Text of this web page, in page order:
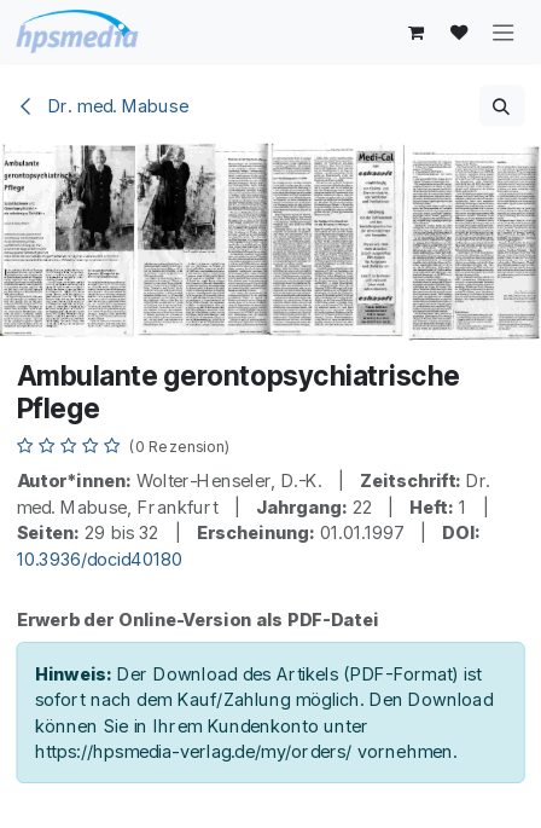
Zum Inhalt springen
Dr. med. Mabuse
Ambulante gerontopsychiatrische
Pflege
(0 Rezension)
Autor*innen: Wolter-Henseler, D.-K. | Zeitschrift: Dr.
med. Mabuse, Frankfurt | Jahrgang: 22 | Heft: 1 |
Seiten: 29 bis 32 | Erscheinung: 01.01.1997 | DOI:
10.3936/docid40180
Erwerb der Online-Version als PDF-Datei
Hinweis: Der Download des Artikels (PDF-Format) ist
sofort nach dem Kauf/Zahlung möglich. Den Download
können Sie in Ihrem Kundenkonto unter
https://hpsmedia-verlag.de/my/orders/ vornehmen.